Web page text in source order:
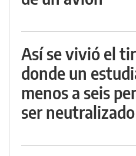
Así se vivió el
donde un
menos a seis
ser neutralizado